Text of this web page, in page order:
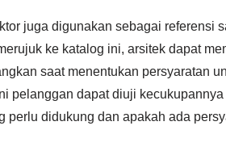
juga digunakan sebagai referensi
ke katalog ini, arsitek dapat
saat menentukan persyaratan
pelanggan dapat diuji
perlu didukung dan apakah ada